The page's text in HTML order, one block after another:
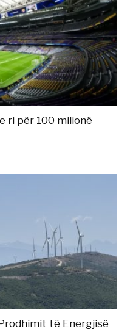
ri për 100 milionë
të Energjisë